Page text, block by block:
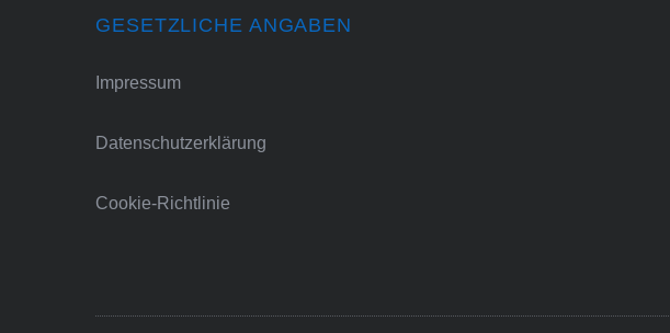
GESETZLICHE ANGABEN
Impressum
Datenschutzerklärung
Cookie-Richtlinie